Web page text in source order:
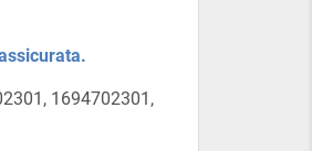
1694702301,